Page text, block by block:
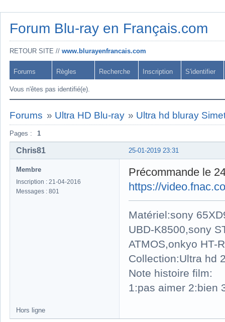
Forum Blu-ray en Français.com
RETOUR SITE // www.blurayenfrancais.com
Forums Règles Recherche Inscription S'identifier
Vous n'êtes pas identifié(e).
Forums » Ultra HD Blu-ray » Ultra hd bluray
Pages : 1
25-01-2019 23:31
Chris81
Membre
Inscription : 21-04-2016
Messages : 801
Précommande le
https://
Matériel:sony
UBD-K8500,sony
ATMOS,onkyo HT-
Collection:Ultra hd
Note histoire film:
1:pas aimer 2:bien
Hors ligne